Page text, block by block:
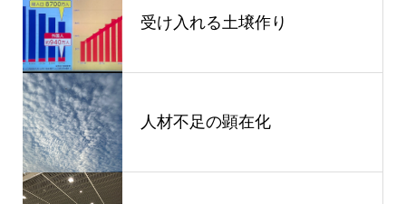
受け入れる土壌作り
人材不足の顕在化